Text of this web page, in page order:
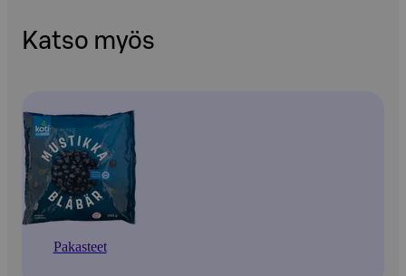
Katso myös
Pakasteet